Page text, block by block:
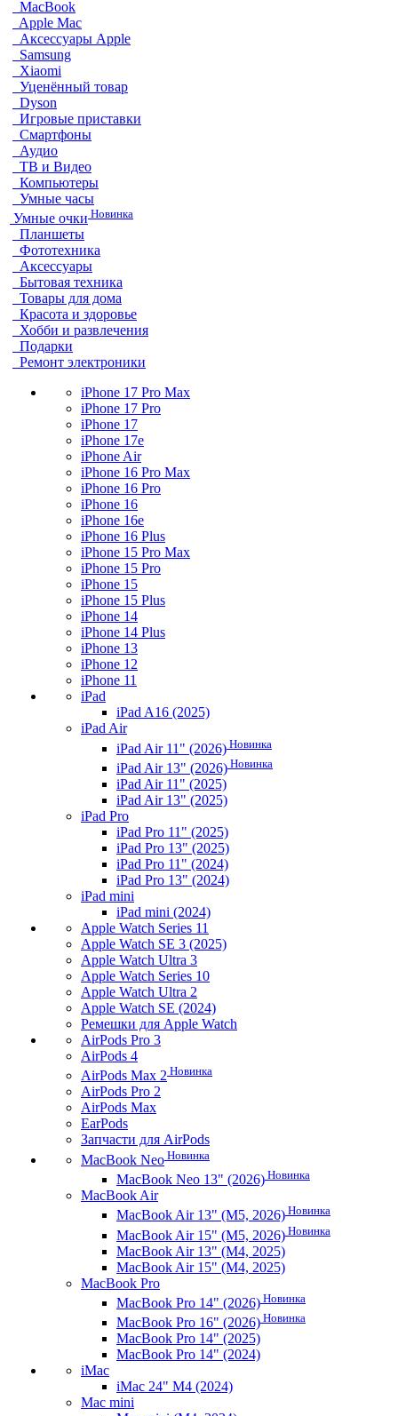
MacBook
Apple Mac
Аксессуары Apple
Samsung
Xiaomi
Уценённый товар
Dyson
Игровые приставки
Смартфоны
Аудио
ТВ и Видео
Компьютеры
Умные часы
Умные очки Новинка
Планшеты
Фототехника
Аксессуары
Бытовая техника
Товары для дома
Красота и здоровье
Хобби и развлечения
Подарки
Ремонт электроники
iPhone 17 Pro Max
iPhone 17 Pro
iPhone 17
iPhone 17e
iPhone Air
iPhone 16 Pro Max
iPhone 16 Pro
iPhone 16
iPhone 16e
iPhone 16 Plus
iPhone 15 Pro Max
iPhone 15 Pro
iPhone 15
iPhone 15 Plus
iPhone 14
iPhone 14 Plus
iPhone 13
iPhone 12
iPhone 11
iPad
iPad A16 (2025)
iPad Air
iPad Air 11" (2026) Новинка
iPad Air 13" (2026) Новинка
iPad Air 11" (2025)
iPad Air 13" (2025)
iPad Pro
iPad Pro 11" (2025)
iPad Pro 13" (2025)
iPad Pro 11" (2024)
iPad Pro 13" (2024)
iPad mini
iPad mini (2024)
Apple Watch Series 11
Apple Watch SE 3 (2025)
Apple Watch Ultra 3
Apple Watch Series 10
Apple Watch Ultra 2
Apple Watch SE (2024)
Ремешки для Apple Watch
AirPods Pro 3
AirPods 4
AirPods Max 2 Новинка
AirPods Pro 2
AirPods Max
EarPods
Запчасти для AirPods
MacBook Neo Новинка
MacBook Neo 13" (2026) Новинка
MacBook Air
MacBook Air 13" (M5, 2026) Новинка
MacBook Air 15" (M5, 2026) Новинка
MacBook Air 13" (M4, 2025)
MacBook Air 15" (M4, 2025)
MacBook Pro
MacBook Pro 14" (2026) Новинка
MacBook Pro 16" (2026) Новинка
MacBook Pro 14" (2025)
MacBook Pro 14" (2024)
iMac
iMac 24" M4 (2024)
Mac mini